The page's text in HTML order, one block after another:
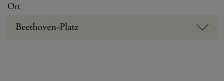
Ort
Beethoven-Platz